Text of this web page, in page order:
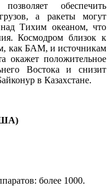
обеспечить
а ракеты могут
Тихим океаном, что
Космодром близок к
как БАМ, и источникам
окажет положительное
Востока и снизит
в Казахстане.
более 1000.